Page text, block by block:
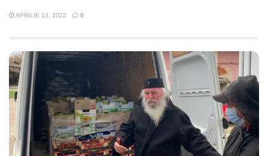
APRILIE 13, 2022 0